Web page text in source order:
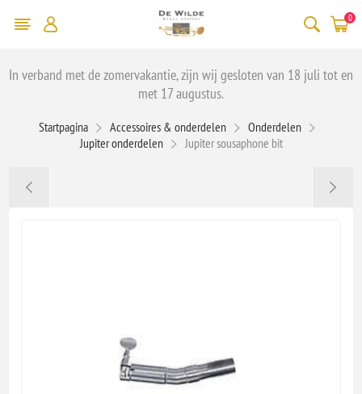
0
In verband met de zomervakantie, zijn wij gesloten van 18 juli tot en
met 17 augustus.
Startpagina Accessoires & onderdelen
Onderdelen
Jupiter onderdelen
Jupiter sousaphone bit